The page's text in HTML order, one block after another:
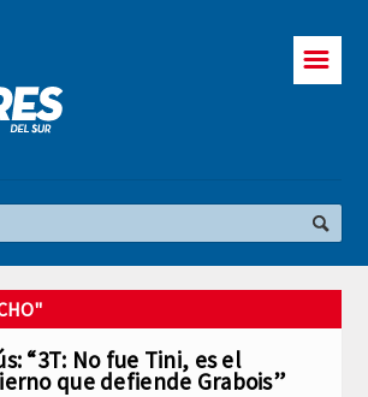
☰
“3T: No fue Tini, es el
que defiende Grabois”